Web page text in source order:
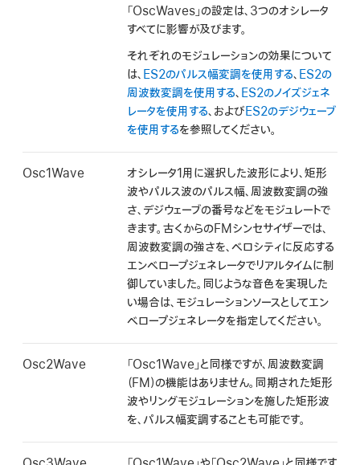
「OscWaves」の設定は、3つのオシレータ
すべてに影響が及びます。
それぞれのモジュレーションの効果について
は、 ES2のパルス幅変調を使用する、 ES2の
周波数変調を使用する、 ES2のノイズジェネ
レータを使用する、およびES2のデジウェーブ
を使用するを参照してください。
Osc1Wave
オシレータ1用に選択した波形により、矩形
波やパルス波のパルス幅、周波数変調の強
さ、デジウェーブの番号などをモジュレートで
きます。古くからのFMシンセサイザーでは、
周波数変調の強さを、ベロシティに反応する
エンベロープジェネレータでリアルタイムに制
御していました。同じような音色を実現した
い場合は、モジュレーションソースとしてエン
ベロープジェネレータを指定してください。
Osc2Wave
「Osc1Wave」と同様ですが、周波数変調
（FM）の機能はありません。同期された矩形
波やリングモジュレーションを施した矩形波
を、パルス幅変調することも可能です。